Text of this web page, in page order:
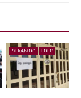
ԳԼԽԱՎՈՐ ԼՈՒՐ